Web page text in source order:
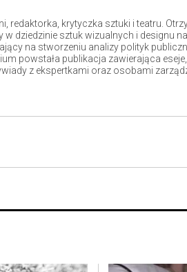
redaktorka, krytyczka sztuki i teatru.
dziedzinie sztuk wizualnych i designu
na stworzeniu analizy polityk
powstała publikacja zawierająca
z ekspertkami oraz osobami